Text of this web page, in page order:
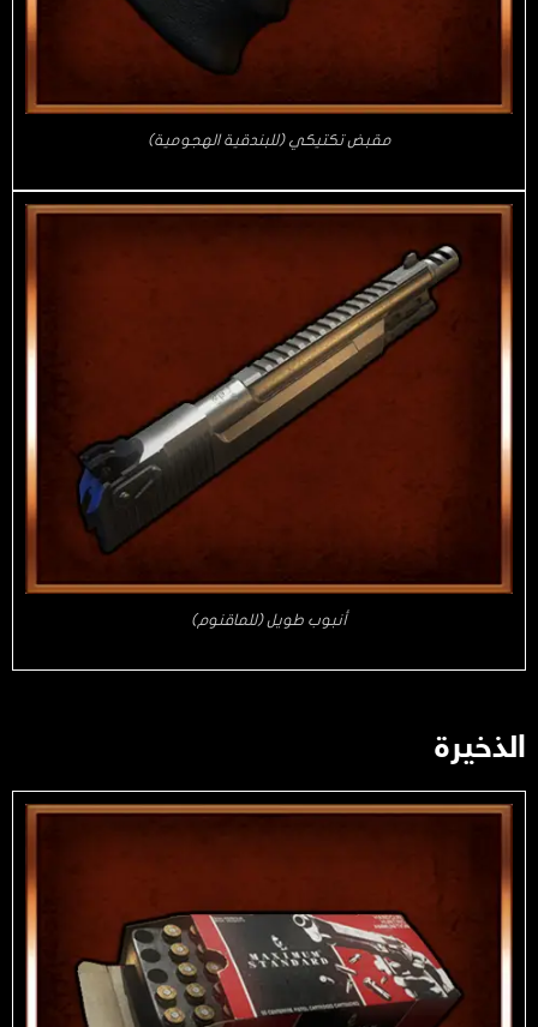
مقبض تكتيكي (للبندقية الهجومية)
أنبوب طويل (للماقنوم)
الذخيرة